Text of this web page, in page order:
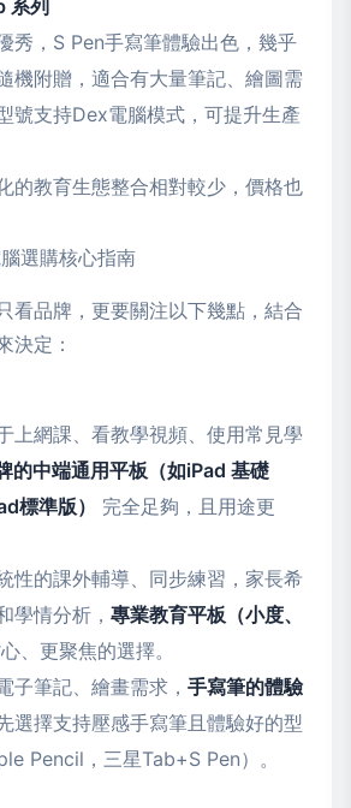
系列
秀，S Pen手寫筆體驗出色，幾乎
機附贈，適合有大量筆記、繪圖需
號支持Dex電腦模式，可提升生產
的教育生態整合相對較少，價格也
選購核心指南
看品牌，更要關注以下幾點，結合
決定：
上網課、看教學視頻、使用常見學
的中端通用平板（如iPad 基礎
標準版）
完全足夠，且用途更
性的課外輔導、同步練習，家長希
學情分析， 專業教育平板（小度、
、更聚焦的選擇。
子筆記、繪畫需求， 手寫筆的體驗
選擇支持壓感手寫筆且體驗好的型
Pencil，三星Tab+S Pen）。